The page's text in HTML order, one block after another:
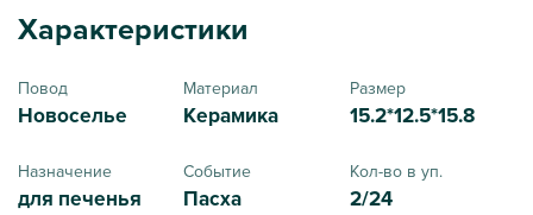
Характеристики
Повод
Новоселье
Материал
Керамика
Размер
15.2*12.5*15.8
Назначение
для печенья
Событие
Пасха
Кол-во в уп.
2/24